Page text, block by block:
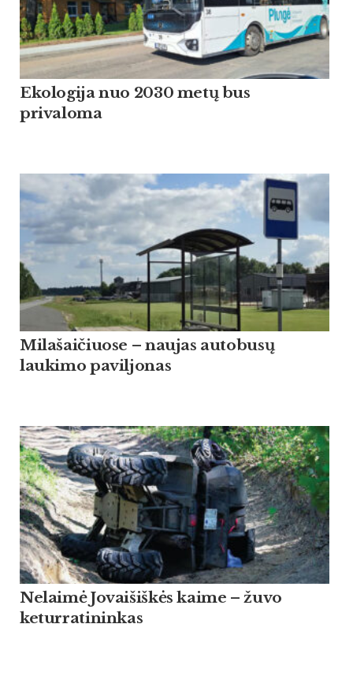
Ekologija nuo 2030 metų bus
privaloma
Milašaičiuose – naujas autobusų
laukimo paviljonas
Nelaimė Jovaišiškės kaime – žuvo
keturratininkas